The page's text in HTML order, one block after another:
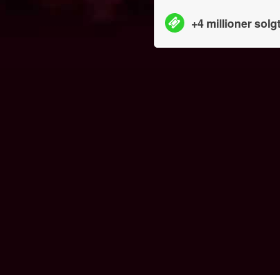
+4 millioner